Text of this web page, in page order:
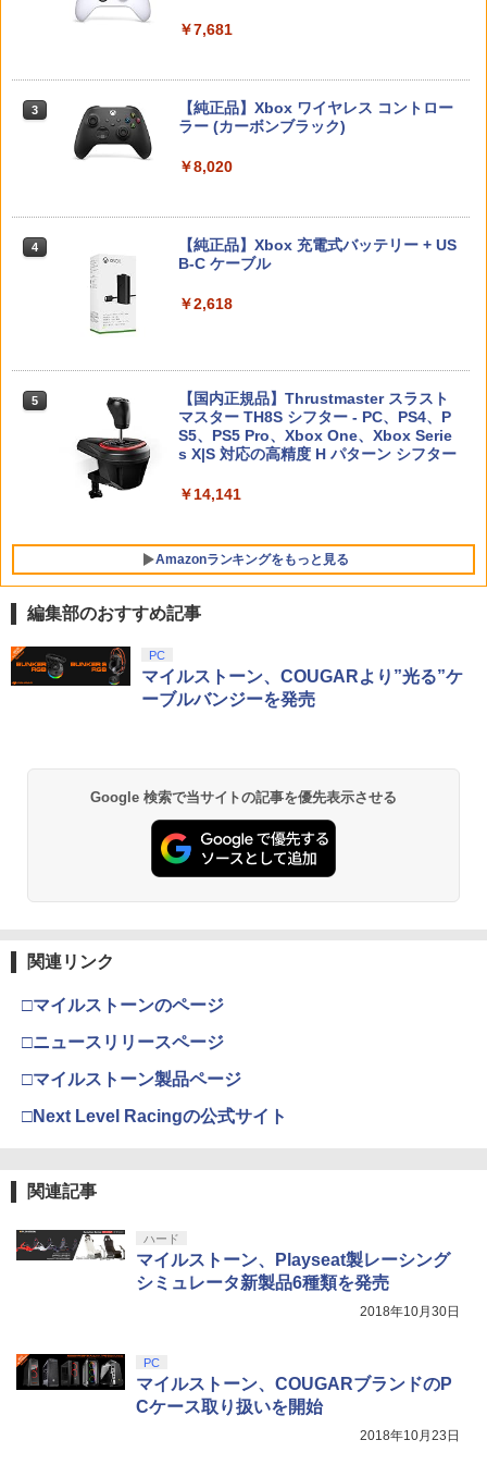
ルダ無双 封印戦記 通常版 [BEE-P-AA
GAA NSW2 ゼルダムソウ フウインセン
【特典】ほの暮しの庭 switch2版(【初
【当店独自で＋P10倍★要エントリー】
【中古】[Switch2] マリオカート ワール
ド 任天堂(20250605)
￥8,280
ード ミラージュソフト:プレイステーシ
ョン5ソフト／アクション・ゲーム
￥1,620
4
PRO FREAK V2 プロフリーク PS5 PS4
NS pro Yellow ( イエロー ) 凸型 FPS 無
PS5 nintendo switch プロコン対応【定
PRO FREAK V2 Aoi （通常版）プロフ
無段階高さ調節 profreek バージョン2 P
n 5 特許取得済み 日本製 しまリス堂
￥1,999
アクラス｜Aclass FC/SFC/NEWFC/PC
デル 両対応 水平 新型プレステ5 アクセ
サリー 横型スタンド 放熱 PlayStation5
◇ALW-GP-525 | プレステ5 プレーステ
スタンド 横置き コンパクト
Switch2 ケース 即納 スイッチ2 Nintend
o Switch Lite 対応 スイッチ スイッチツ
ー ニンテンドー カバー ポーチ キャリン
ルなど 収納可能 ギフト プレゼント シン
￥1,100
ブルーレイ＋純正ケース]
4
【中古】【Blu−ray】この世界の片隅
に ブックレット付 / 片渕須直【監督】
￥1,412
5
【中古】 Blu－ray ファインディング・
ニモ MovieNEX / アニメ / Happinet [Bl
u-ray]【宅配便出荷】
￥6,446
Nintendo Switch 2(日本語・国内専用)
￥55,491
ンラインコード版
ニンテンドープリペイド番号 5000円|オ
ンラインコード版
J) PlayStation 5
トローラー ミッドナイト ブラック(CFI-
ZCT2J01)
【純正品】DualSense ワイヤレスコン
トローラー(CFI-ZCT2J)
￥10,737
￥7,681
3
【純正品】Xbox ワイヤレス コントロー
ラー (カーボンブラック)
￥8,020
4
【純正品】Xbox 充電式バッテリー + US
B-C ケーブル
￥2,618
5
【国内正規品】Thrustmaster スラスト
マスター TH8S シフター - PC、PS4、P
S5、PS5 Pro、Xbox One、Xbox Serie
s X|S 対応の高精度 H パターン シフター
￥14,141
Amazonランキングをもっと見る
窩座再来 通常版 [Blu-ray]
劇場版「鬼滅の刃」無限城編 第一章 猗
窩座再来 通常版 [DVD]
￥3,523
3
ナル三方背収納ケース付きコレクション)
(オリジナル特典:オリジナル巾着＋メー
カー特典:【坤と離】二振りの剣、十翼よ
り来たる！スタジオ描き下ろしイラスト
ボード付) [Blu-ray]
￥10,780
4
￥8,698
巾着＋メーカー特典:【坤と離】二振りの
剣、十翼より来たる！スタジオ描き下ろ
しイラストボード付) [DVD]
編集部のおすすめ記事
PC
マイルストーン、COUGARより”光る”ケ
ーブルバンジーを発売
Google 検索で当サイトの記事を優先表示させる
関連リンク
□マイルストーンのページ
□ニュースリリースページ
□マイルストーン製品ページ
□Next Level Racingの公式サイト
関連記事
ハード
マイルストーン、Playseat製レーシング
シミュレータ新製品6種類を発売
2018年10月30日
PC
マイルストーン、COUGARブランドのP
Cケース取り扱いを開始
2018年10月23日